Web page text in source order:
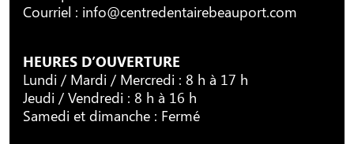
Courriel : info@centredentairebeauport.com
HEURES D’OUVERTURE
Lundi / Mardi / Mercredi : 8 h à 17 h
Jeudi / Vendredi : 8 h à 16 h
Samedi et dimanche : Fermé